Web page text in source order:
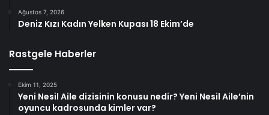
Ağustos 7, 2026
Deniz Kızı Kadın Yelken Kupası 18 Ekim’de
Rastgele Haberler
Ekim 11, 2025
Yeni Nesil Aile dizisinin konusu nedir? Yeni Nesil Aile’nin
oyuncu kadrosunda kimler var?